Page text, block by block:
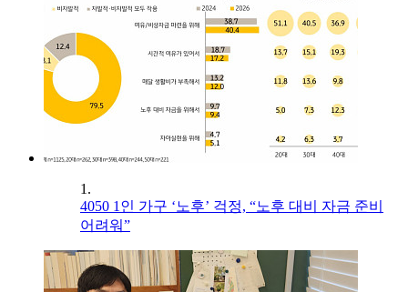
1.
4050 1인 가구 ‘노후’ 걱정, “노후 대비 자금 준비
어려워”